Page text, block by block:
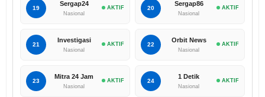
19
Sergap24
Nasional
AKTIF 20
Sergap86
Nasional
AKTIF
21
Investigasi
Nasional
AKTIF 22
Orbit News
Nasional
AKTIF
23
Mitra 24 Jam
Nasional
AKTIF 24
1 Detik
Nasional
AKTIF